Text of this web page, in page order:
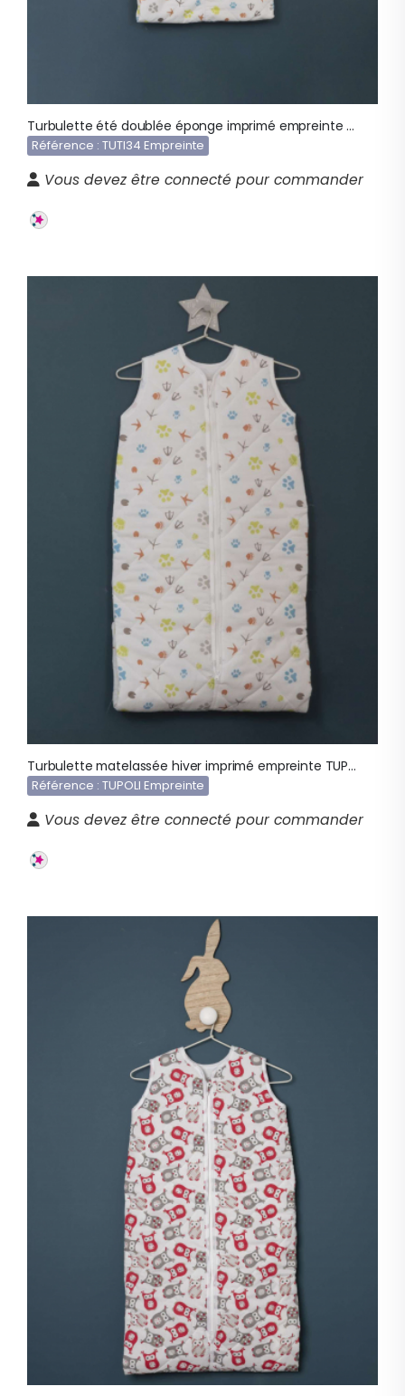
Turbulette été doublée éponge imprimé empreinte TUTI34
Référence : TUTI34 Empreinte
Vous devez être connecté pour commander
Turbulette matelassée hiver imprimé empreinte TUPOLI
Référence : TUPOLI Empreinte
Vous devez être connecté pour commander